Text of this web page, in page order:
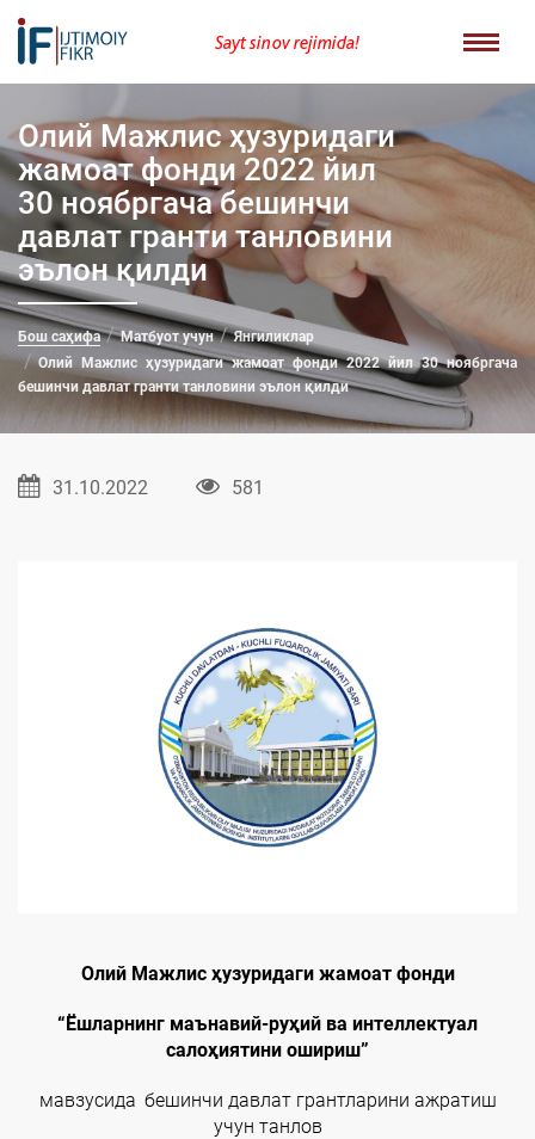
Sayt sinov rejimida!
Олий Мажлис ҳузуридаги
жамоат фонди 2022 йил
30 ноябргача бешинчи
давлат гранти танловини
эълон қилди
Бош саҳифа Матбуот учун
Янгиликлар
Олий Мажлис ҳузуридаги жамоат фонди 2022 йил 30 ноябргача
бешинчи давлат гранти танловини эълон қилди
31.10.2022 581
Олий Мажлис ҳузуридаги жамоат фонди
“Ёшларнинг маънавий-руҳий ва интеллектуал
салоҳиятини ошириш”
мавзусида бешинчи давлат грантларини ажратиш
учун танлов